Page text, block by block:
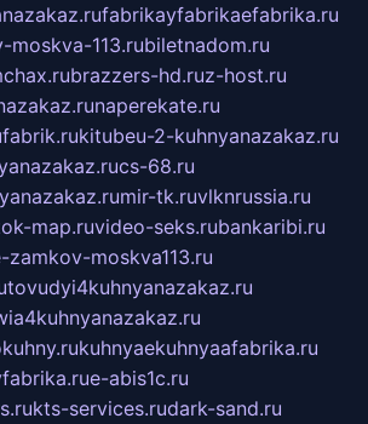
fabrikayfabrikaefabrika.ru
113.rubiletnadom.ru
brazzers-hd.ruz-host.ru
naperekate.ru
kitubeu-2-kuhnyanazakaz.ru
cs-68.ru
mir-tk.ruvlknrussia.ru
map.ruvideo-seks.rubankaribi.ru
moskva113.ru
tovudyi4kuhnyanazakaz.ru
kuhnyaekuhnyaafabrika.ru
e-abis1c.ru
kts-services.rudark-sand.ru